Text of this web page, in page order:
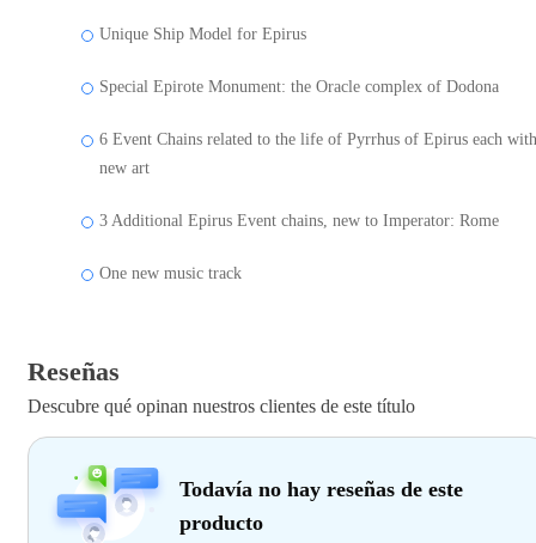
Unique Ship Model for Epirus
Special Epirote Monument: the Oracle complex of Dodona
6 Event Chains related to the life of Pyrrhus of Epirus each with
new art
3 Additional Epirus Event chains, new to Imperator: Rome
One new music track
Reseñas
Descubre qué opinan nuestros clientes de este título
Todavía no hay reseñas de este
producto